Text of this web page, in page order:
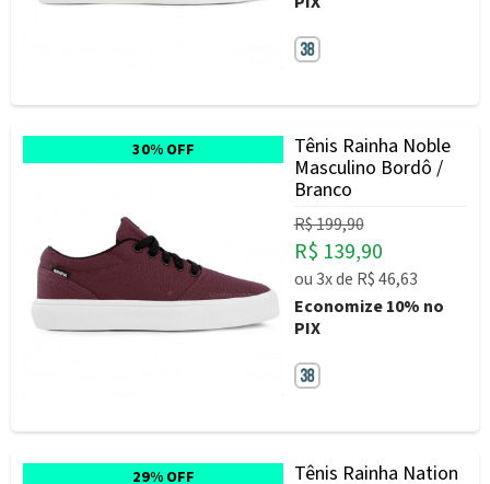
30% OFF
Tênis Rainha Noble
Masculino Bordô /
Branco
R$ 199,90
R$ 139,90
ou3xde R$ 46,63
Economize10% no
PIX
29% OFF
Tênis Rainha Nation